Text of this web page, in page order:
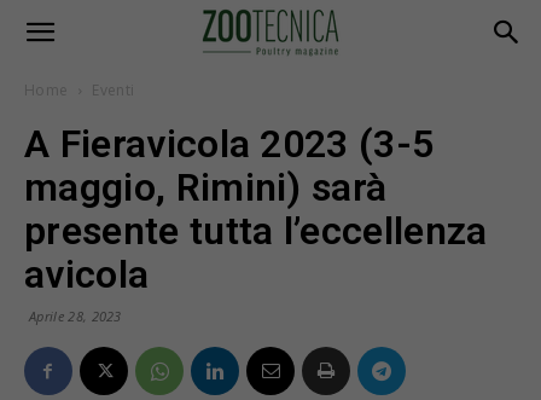
Home Eventi
A Fieravicola 2023 (3-5
maggio, Rimini) sarà
presente tutta l’eccellenza
avicola
Aprile 28, 2023